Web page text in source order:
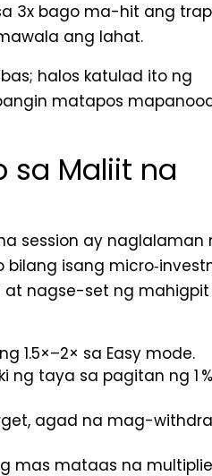
3x bago ma-hit ang
ang lahat.
halos katulad ito ng
matapos
sa Maliit na
session ay naglalaman
isang
at nagse-set ng
1.5×–2× sa Easy mode.
ng taya sa pagitan ng 1
agad na mag-
mas mataas na